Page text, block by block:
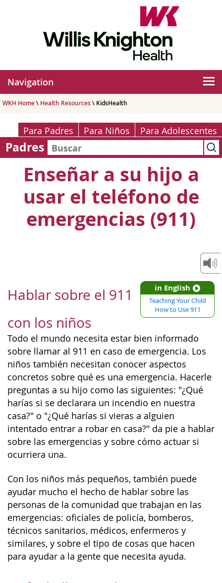
Navigation
WKH Home\ Health Resources\ KidsHealth
Para Padres Para Niños Para Adolescentes
Padres
Enseñar a su hijo a
usar el teléfono de
emergencias (911)
in English
Teaching Your Child
How to Use 911
Hablar sobre el 911
con los niños
Todo el mundo necesita estar bien informado
sobre llamar al 911 en caso de emergencia. Los
niños también necesitan conocer aspectos
concretos sobre qué es una emergencia. Hacerle
preguntas a su hijo como las siguientes: "¿Qué
harías si se declarara un incendio en nuestra
casa?" o "¿Qué harías si vieras a alguien
intentado entrar a robar en casa?" da pie a hablar
sobre las emergencias y sobre cómo actuar si
ocurriera una.
Con los niños más pequeños, también puede
ayudar mucho el hecho de hablar sobre las
personas de la comunidad que trabajan en las
emergencias: oficiales de policía, bomberos,
técnicos sanitarios, médicos, enfermeros y
similares, y sobre el tipo de cosas que hacen
para ayudar a la gente que necesita ayuda.